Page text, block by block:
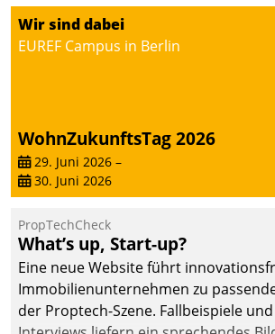
Wir sind dabei
EUREF Campus in Berlin
WohnZukunftsTag 2026
29. Juni 2026 –
30. Juni 2026
PropTechCheck
What’s up, Start-up?
Eine neue Website führt
Immobilienunternehmen zu
der Proptech-Szene. Fallbeispiele